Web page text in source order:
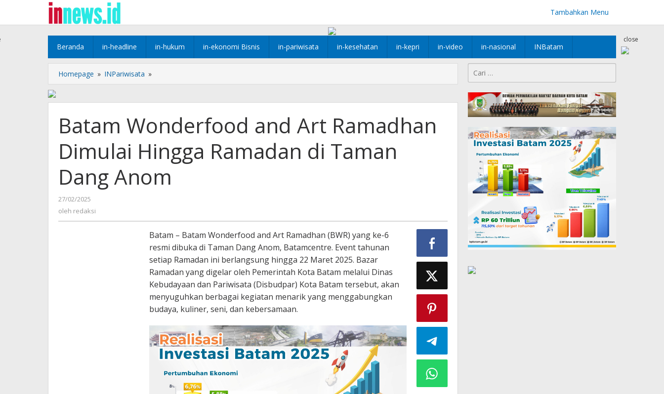
konten
Tambahkan Menu
Beranda in-headline in-hukum in-ekonomi Bisnis in-pariwisata in-kesehatan in-kepri in-video in-nasional INBatam
close
Homepage » INPariwisata »
Wonderfood
Art
Ramadhan
Dimulai
Hingga
Ramadan
Taman
Dang
Anom
Batam Wonderfood and Art Ramadhan
Dimulai Hingga Ramadan di Taman
Dang Anom
27/02/2025
redaksi
oleh redaksi
Batam – Batam Wonderfood and Art Ramadhan (BWR) yang ke-6
resmi dibuka di Taman Dang Anom, Batamcentre. Event tahunan
setiap Ramadan ini berlangsung hingga 22 Maret 2025. Bazar
Ramadan yang digelar oleh Pemerintah Kota Batam melalui Dinas
Kebudayaan dan Pariwisata (Disbudpar) Kota Batam tersebut, akan
menyuguhkan berbagai kegiatan menarik yang menggabungkan
budaya, kuliner, seni, dan kebersamaan.
untuk: